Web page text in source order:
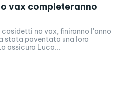
vax completeranno
no vax, finiranno l'anno
stata paventata una loro
assicura Luca...